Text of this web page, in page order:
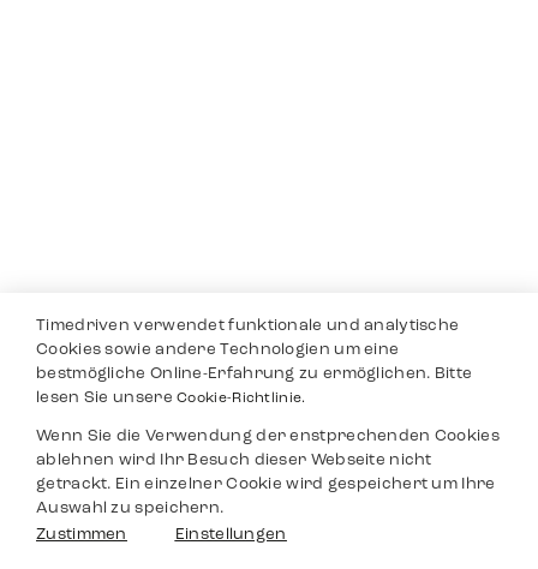
Timedriven verwendet funktionale und analytische
Cookies sowie andere Technologien um eine
bestmögliche Online-Erfahrung zu ermöglichen. Bitte
lesen Sie unsereCookie-Richtlinie.
Wenn Sie die Verwendung der enstprechenden Cookies
ablehnen wird Ihr Besuch dieser Webseite nicht
getrackt. Ein einzelner Cookie wird gespeichert um Ihre
Auswahl zu speichern.
Zustimmen
Einstellungen